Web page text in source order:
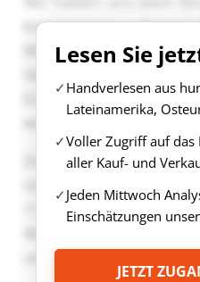
Lesen Sie
Handverlesen aus
Lateinamerika,
Voller Zugriff auf das
aller Kauf- und
Jeden Mittwoch
Einschätzungen
JETZT